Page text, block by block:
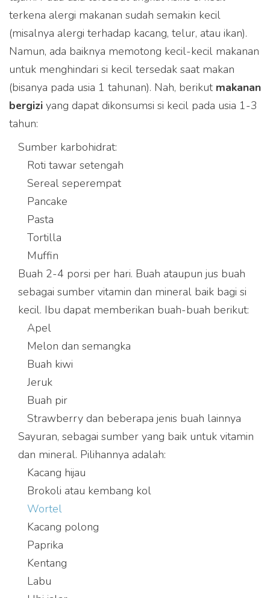
terkena alergi makanan sudah semakin kecil
(misalnya alergi terhadap kacang, telur, atau ikan).
Namun, ada baiknya memotong kecil-kecil makanan
untuk menghindari si kecil tersedak saat makan
(bisanya pada usia 1 tahunan). Nah, berikut makanan
bergizi yang dapat dikonsumsi si kecil pada usia 1-3
tahun:
Sumber karbohidrat:
Roti tawar setengah
Sereal seperempat
Pancake
Pasta
Tortilla
Muffin
Buah 2-4 porsi per hari. Buah ataupun jus buah
sebagai sumber vitamin dan mineral baik bagi si
kecil. Ibu dapat memberikan buah-buah berikut:
Apel
Melon dan semangka
Buah kiwi
Jeruk
Buah pir
Strawberry dan beberapa jenis buah lainnya
Sayuran, sebagai sumber yang baik untuk vitamin
dan mineral. Pilihannya adalah:
Kacang hijau
Brokoli atau kembang kol
Wortel
Kacang polong
Paprika
Kentang
Labu